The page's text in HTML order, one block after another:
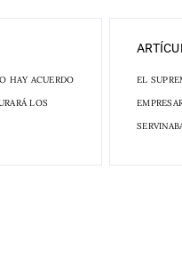
HAY ACUERDO
LOS
EL